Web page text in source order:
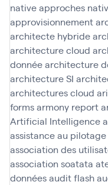
nativeapproches
approvisionnement
architecte hybride
architecture cloud
donnéearchitecture
architecture SI
architectures cloud
formsarmony report
Artificial Intelligence
assistance au
association des
association soatata
donnéesaudit flash